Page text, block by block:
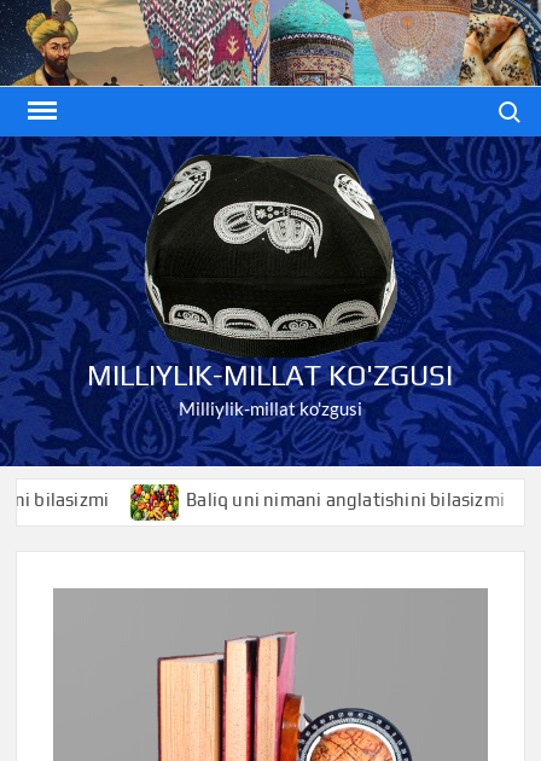
Skip
to
content
MILLIYLIK-MILLAT KO'ZGUSI
Milliylik-millat ko'zgusi
Baliq uni nimani anglatishini bilasizmi